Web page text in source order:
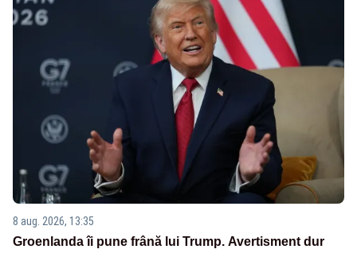
8 aug. 2026, 13:35
Groenlanda îi pune frână lui Trump. Avertisment dur